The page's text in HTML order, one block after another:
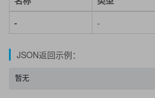
-
-
JSON返回示例：
暂无